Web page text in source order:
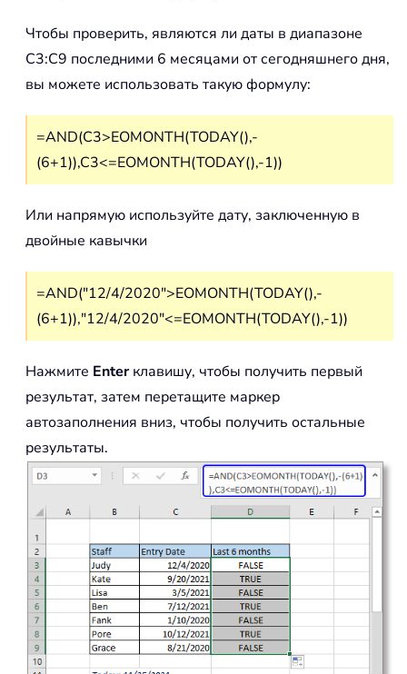
Чтобы проверить, являются ли даты в диапазоне
C3:C9 последними 6 месяцами от сегодняшнего дня,
вы можете использовать такую формулу:
=AND(C3>EOMONTH(TODAY(),-
(6+1)),C3<=EOMONTH(TODAY(),-1))
Или напрямую используйте дату, заключенную в
двойные кавычки
=AND("12/4/2020">EOMONTH(TODAY(),-
(6+1)),"12/4/2020"<=EOMONTH(TODAY(),-1))
Нажмите Enterклавишу, чтобы получить первый
результат, затем перетащите маркер
автозаполнения вниз, чтобы получить остальные
результаты.